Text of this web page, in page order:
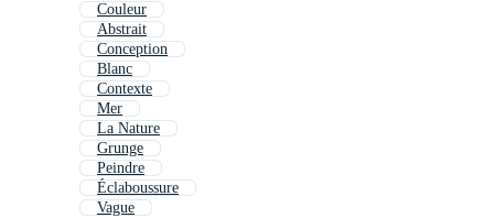
Couleur
Abstrait
Conception
Blanc
Contexte
Mer
La Nature
Grunge
Peindre
Éclaboussure
Vague